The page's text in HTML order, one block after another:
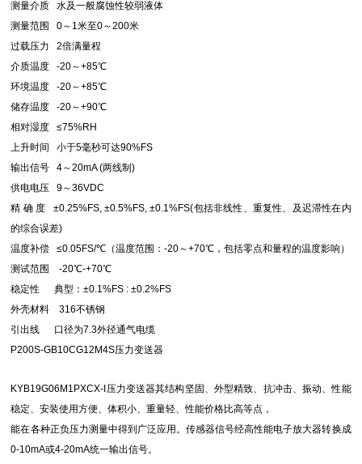
测量介质 水及一般腐蚀性较弱液体
测量范围 0～1米至0～200米
过载压力 2倍满量程
介质温度 -20～+85℃
环境温度 -20～+85℃
储存温度 -20～+90℃
相对湿度 ≤75%RH
上升时间 小于5毫秒可达90%FS
输出信号 4～20mA (两线制)
供电电压 9～36VDC
精 确 度 ±0.25%FS, ±0.5%FS, ±0.1%FS(包括非线性、重复性、及迟滞性在内
的综合误差)
温度补偿 ≤0.05FS/℃（温度范围：-20～+70℃，包括零点和量程的温度影响）
测试范围 -20℃-+70℃
稳定性 典型：±0.1%FS : ±0.2%FS
外壳材料 316不锈钢
引出线 口径为7.3外径通气电缆
P200S-GB10CG12M4S压力变送器
KYB19G06M1PXCX-I 压力变送器其结构坚固、外型精致、抗冲击、振动、性能
稳定、安装使用方便、体积小、重量轻、性能价格比高等点，
能在各种正负压力测量中得到广泛应用。传感器信号经高性能电子放大器转换成
0-10mA或4-20mA统一输出信号。